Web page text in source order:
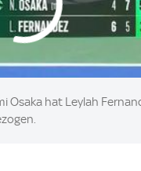
Osaka hat Leylah